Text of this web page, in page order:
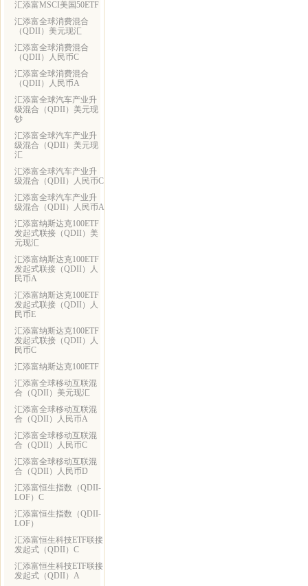
汇添富MSCI美国50ETF
汇添富全球消费混合
（QDII）美元现汇
汇添富全球消费混合
（QDII）人民币C
汇添富全球消费混合
（QDII）人民币A
汇添富全球汽车产业升
级混合（QDII）美元现
钞
汇添富全球汽车产业升
级混合（QDII）美元现
汇
汇添富全球汽车产业升
级混合（QDII）人民币C
汇添富全球汽车产业升
级混合（QDII）人民币A
汇添富纳斯达克100ETF
发起式联接（QDII）美
元现汇
汇添富纳斯达克100ETF
发起式联接（QDII）人
民币A
汇添富纳斯达克100ETF
发起式联接（QDII）人
民币E
汇添富纳斯达克100ETF
发起式联接（QDII）人
民币C
汇添富纳斯达克100ETF
汇添富全球移动互联混
合（QDII）美元现汇
汇添富全球移动互联混
合（QDII）人民币A
汇添富全球移动互联混
合（QDII）人民币C
汇添富全球移动互联混
合（QDII）人民币D
汇添富恒生指数（QDII-
LOF）C
汇添富恒生指数（QDII-
LOF）
汇添富恒生科技ETF联接
发起式（QDII）C
汇添富恒生科技ETF联接
发起式（QDII）A